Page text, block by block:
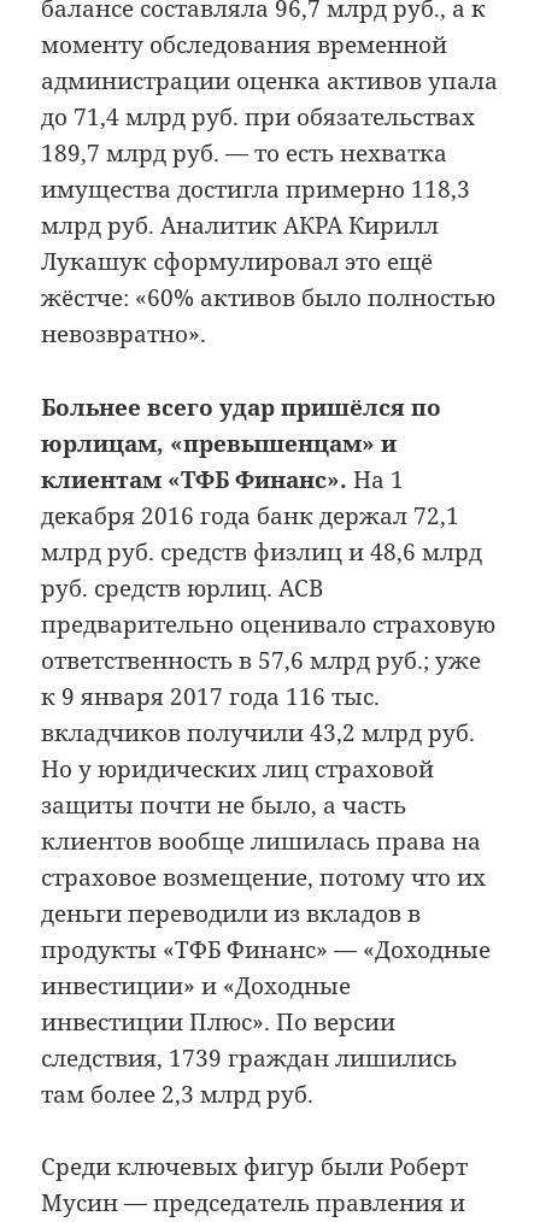
балансе составляла 96,7 млрд руб., а к
моменту обследования временной
администрации оценка активов упала
до 71,4 млрд руб. при обязательствах
189,7 млрд руб. — то есть нехватка
имущества достигла примерно 118,3
млрд руб. Аналитик АКРА Кирилл
Лукашук сформулировал это ещё
жёстче: «60% активов было полностью
невозвратно».
Больнее всего удар пришёлся по
юрлицам, «превышенцам» и
клиентам «ТФБ Финанс». На 1
декабря 2016 года банк держал 72,1
млрд руб. средств физлиц и 48,6 млрд
руб. средств юрлиц. АСВ
предварительно оценивало страховую
ответственность в 57,6 млрд руб.; уже
к 9 января 2017 года 116 тыс.
вкладчиков получили 43,2 млрд руб.
Но у юридических лиц страховой
защиты почти не было, а часть
клиентов вообще лишилась права на
страховое возмещение, потому что их
деньги переводили из вкладов в
продукты «ТФБ Финанс» — «Доходные
инвестиции» и «Доходные
инвестиции Плюс». По версии
следствия, 1739 граждан лишились
там более 2,3 млрд руб.
Среди ключевых фигур были Роберт
Мусин — председатель правления и